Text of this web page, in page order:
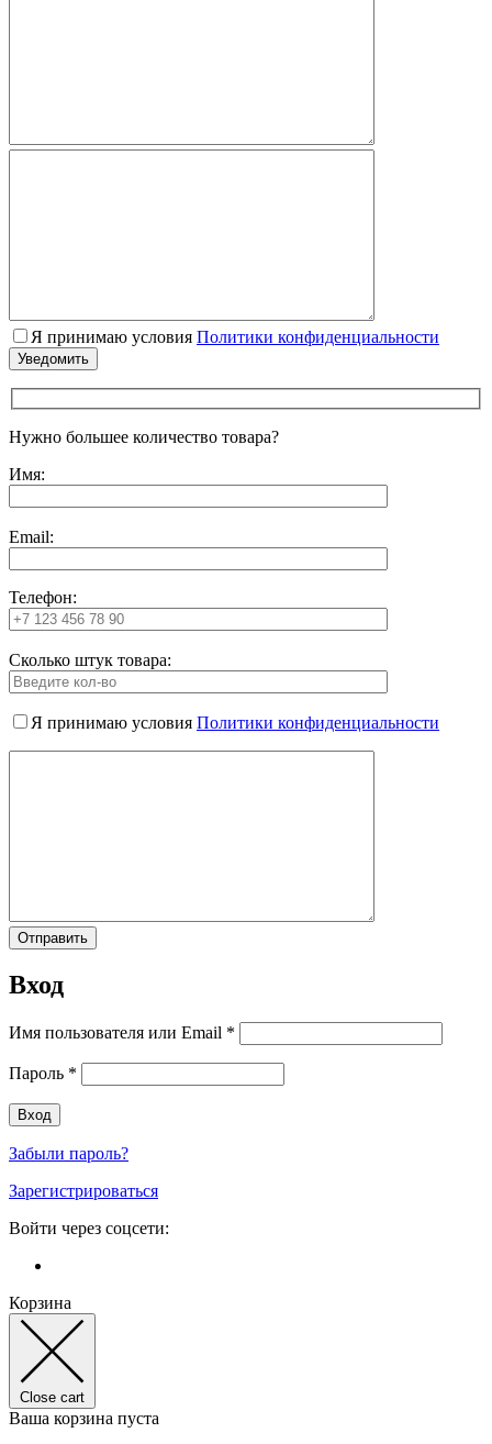
Я принимаю условия Политики конфиденциальности
Нужно большее количество товара?
Имя:
Email:
Телефон:
Сколько штук товара:
Я принимаю условия Политики конфиденциальности
Вход
Имя пользователя или Email *
Пароль *
Забыли пароль?
Зарегистрироваться
Войти через соцсети:
Корзина
Close cart
Ваша корзина пуста